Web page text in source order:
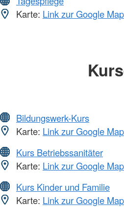
Karte: Link zur Google
Bildungswerk-Kurs
Karte: Link zur Google
Kurs Betriebssanitäter
Karte: Link zur Google
Kurs Kinder und Familie
Karte: Link zur Google